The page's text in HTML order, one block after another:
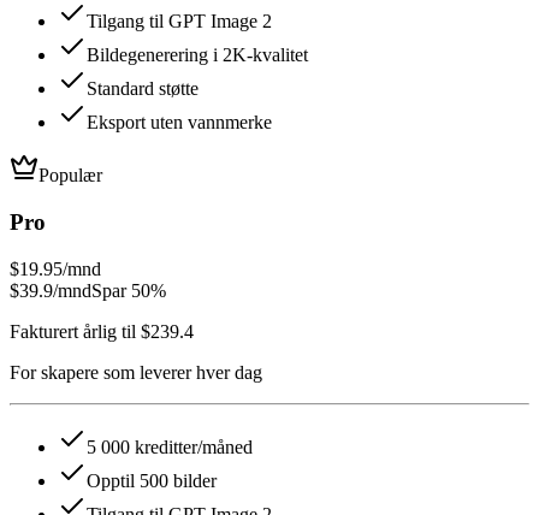
Tilgang til GPT Image 2
Bildegenerering i 2K-kvalitet
Standard støtte
Eksport uten vannmerke
Populær
Pro
$19.95/mnd
$39.9/mndSpar 50%
Fakturert årlig til $239.4
For skapere som leverer hver dag
5 000 kreditter/måned
Opptil 500 bilder